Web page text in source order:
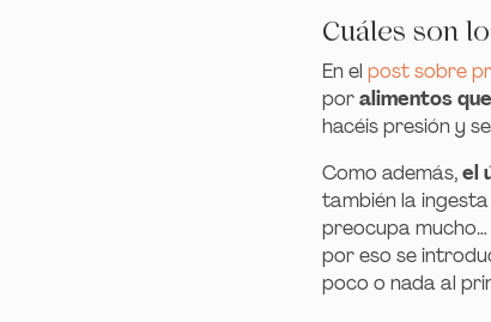
Cuáles son
En el post sobre
poralimentos
hacéis presión y
Como además,el
también la
preocupa mucho…
por eso se
poco o nada al